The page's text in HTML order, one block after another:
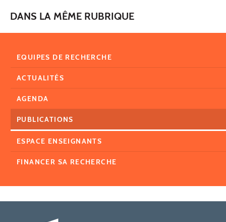
DANS LA MÊME RUBRIQUE
EQUIPES DE RECHERCHE
ACTUALITÉS
AGENDA
PUBLICATIONS
ESPACE ENSEIGNANTS
FINANCER SA RECHERCHE